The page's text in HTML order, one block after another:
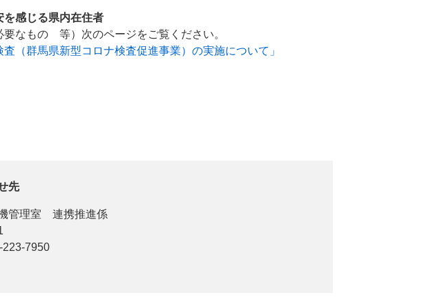
を感じる県内在住者
なもの 等）次のページをご覧ください。
査（群馬県新型コロナ検査促進事業）の実施について」
先
管理室 連携推進係
223-7950